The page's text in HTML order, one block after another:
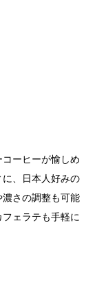
ーヒーが愉しめ
、日本人好みの
濃さの調整も可能
ェラテも手軽に